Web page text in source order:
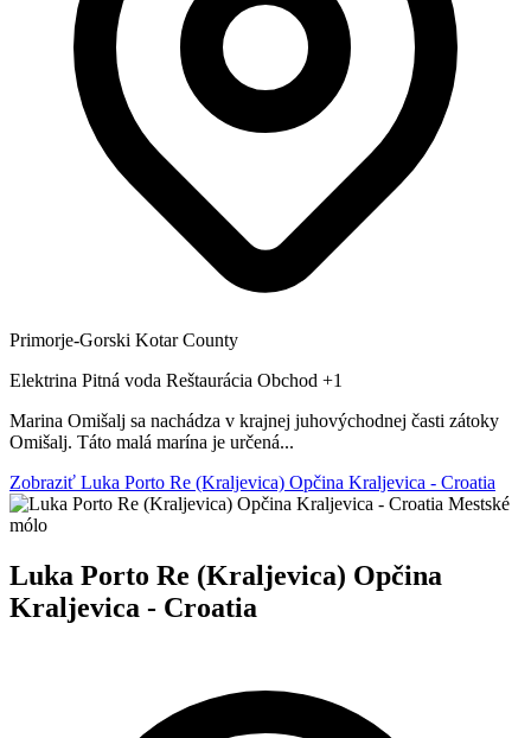
Primorje-Gorski Kotar County
Elektrina Pitná voda Reštaurácia Obchod +1
Marina Omišalj sa nachádza v krajnej juhovýchodnej časti zátoky
Omišalj. Táto malá marína je určená...
Zobraziť Luka Porto Re (Kraljevica) Opčina Kraljevica - Croatia
Mestské
mólo
Luka Porto Re (Kraljevica) Opčina
Kraljevica - Croatia